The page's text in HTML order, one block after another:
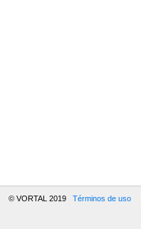
© VORTAL 2019 Términos de uso